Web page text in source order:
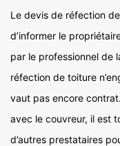
Le devis de réfection
d’informer le
par le professionnel de
réfection de toiture
vaut pas encore
avec le couvreur, il est
d’autres prestataires